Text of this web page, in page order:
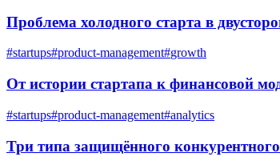
Проблема холодного старта в
#startups#product-management#growth
От истории стартапа к финансовой
#startups#product-management#analytics
Три типа защищённого